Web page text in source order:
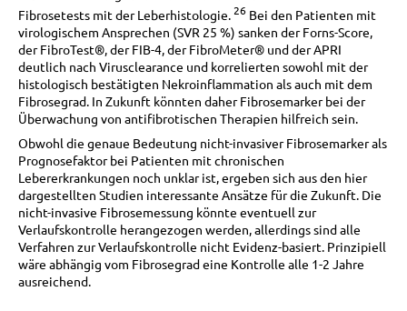
Fibrosetests mit der Leberhistologie. 26 Bei den Patienten mit
virologischem Ansprechen (SVR 25 %) sanken der Forns-Score,
der FibroTest®, der FIB-4, der FibroMeter® und der APRI
deutlich nach Virusclearance und korrelierten sowohl mit der
histologisch bestätigten Nekroinflammation als auch mit dem
Fibrosegrad. In Zukunft könnten daher Fibrosemarker bei der
Überwachung von antifibrotischen Therapien hilfreich sein.
Obwohl die genaue Bedeutung nicht-invasiver Fibrosemarker als
Prognosefaktor bei Patienten mit chronischen
Lebererkrankungen noch unklar ist, ergeben sich aus den hier
dargestellten Studien interessante Ansätze für die Zukunft. Die
nicht-invasive Fibrosemessung könnte eventuell zur
Verlaufskontrolle herangezogen werden, allerdings sind alle
Verfahren zur Verlaufskontrolle nicht Evidenz-basiert. Prinzipiell
wäre abhängig vom Fibrosegrad eine Kontrolle alle 1-2 Jahre
ausreichend.